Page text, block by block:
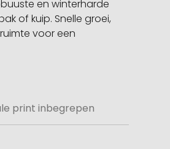
en winterharde
of kuip. Snelle groei,
voor een
print inbegrepen